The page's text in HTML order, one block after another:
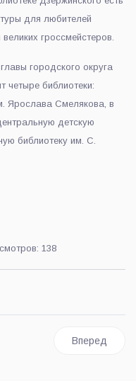
для любителей
гроссмейстеров.
городского округа
библиотеки:
Ярослава Смелякова, в
детскую
библиотеку им. С.
138
бронзовую медалиСледующий:
Вперед